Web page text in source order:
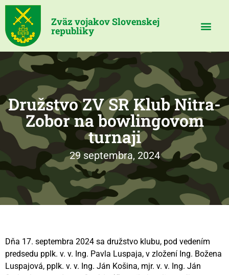
Zväz vojakov Slovenskej
republiky
Družstvo ZV SR Klub Nitra-
Zobor na bowlingovom
turnaji
29 septembra, 2024
Dňa 17. septembra 2024 sa družstvo klubu, pod vedením
predsedu pplk. v. v. Ing. Pavla Luspaja, v zložení Ing. Božena
Luspajová, pplk. v. v. Ing. Ján Košina, mjr. v. v. Ing. Ján